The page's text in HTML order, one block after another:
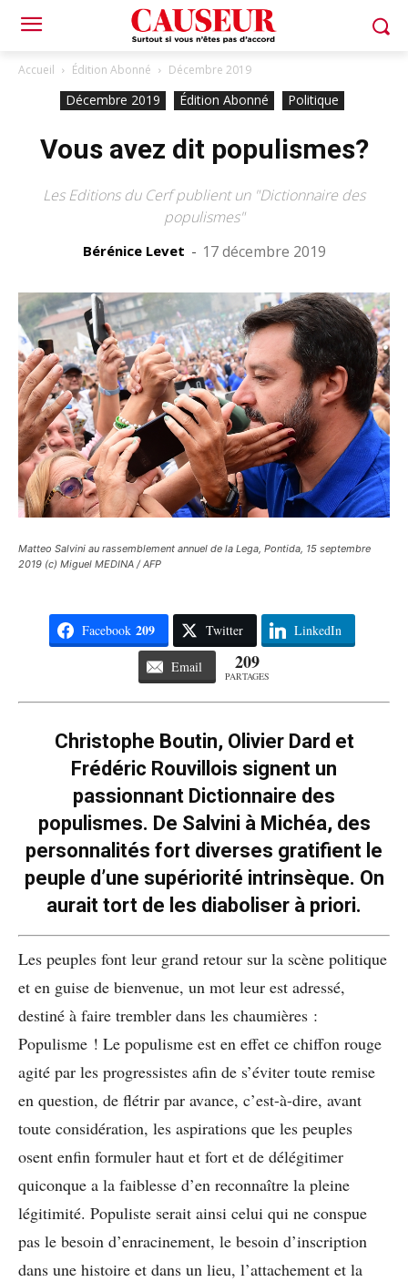
Accueil Édition Abonné Décembre 2019
Décembre 2019 Édition Abonné Politique
Vous avez dit populismes?
Les Editions du Cerf publient un "Dictionnaire des
populismes"
Bérénice Levet - 17 décembre 2019
Matteo Salvini au rassemblement annuel de la Lega, Pontida, 15 septembre
2019 (c) Miguel MEDINA / AFP
Facebook 209 Twitter LinkedIn
Email 209
PARTAGES
Christophe Boutin, Olivier Dard et
Frédéric Rouvillois signent un
passionnant Dictionnaire des
populismes. De Salvini à Michéa, des
personnalités fort diverses gratifient le
peuple d’une supériorité intrinsèque. On
aurait tort de les diaboliser à priori.
Les peuples font leur grand retour sur la scène politique
et en guise de bienvenue, un mot leur est adressé,
destiné à faire trembler dans les chaumières :
Populisme ! Le populisme est en effet ce chiffon rouge
agité par les progressistes afin de s’éviter toute remise
en question, de flétrir par avance, c’est-à-dire, avant
toute considération, les aspirations que les peuples
osent enfin formuler haut et fort et de délégitimer
quiconque a la faiblesse d’en reconnaître la pleine
légitimité. Populiste serait ainsi celui qui ne conspue
pas le besoin d’enracinement, le besoin d’inscription
dans une histoire et dans un lieu, l’attachement et la